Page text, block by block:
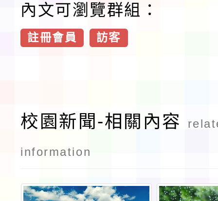
內文可瀏覽群組：
註冊會員 訪客
校園新聞-相關內容
information